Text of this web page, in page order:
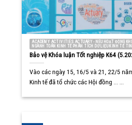
ACADEMY ACTIVITIES ACTUARY - NEU HOẠT ĐỘNG
NGÀNH TOÁN KINH TẾ PHÂN TÍCH DỮ LIỆU KINH TẾ
Bảo vệ Khóa luận Tốt nghiệp K64
Vào các ngày 15, 16/5 và 21, 22/5
Kinh tế đã tổ chức các Hội đồng ... ...